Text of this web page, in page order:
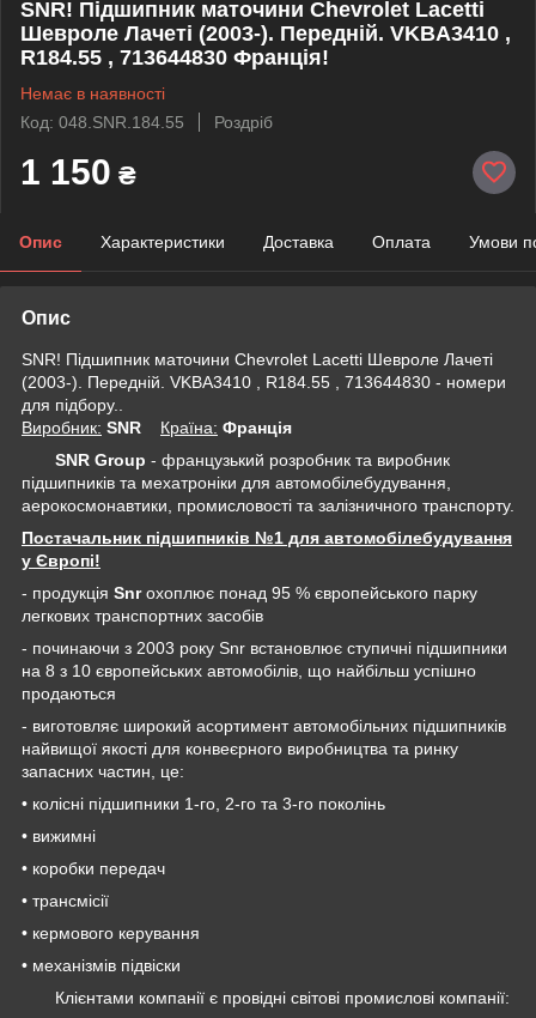
SNR! Підшипник маточини Chevrolet Lacetti
Шевроле Лачеті (2003-). Передній. VKBA3410 ,
R184.55 , 713644830 Франція!
Немає в наявності
Код: 048.SNR.184.55
Роздріб
1 150 ₴
Опис Характеристики Доставка Оплата Умови
Опис
SNR! Підшипник маточини Chevrolet Lacetti Шевроле Лачеті
(2003-). Передній. VKBA3410 , R184.55 , 713644830 - номери
для підбору..
Виробник: SNR Крaїна: Франція
SNR Group - французький розробник та виробник
підшипників та мехатроніки для автомобілебудування,
аерокосмонавтики, промисловості та залізничного транспорту.
Постачальник підшипників №1 для автомобілебудування
у Європі!
- продукція Snrохоплює понад 95 % європейського парку
легкових транспортних засобів
- починаючи з 2003 року Snr встановлює ступичні підшипники
на 8 з 10 європейських автомобілів, що найбільш успішно
продаються
- виготовляє широкий асортимент автомобільних підшипників
найвищої якості для конвеєрного виробництва та ринку
запасних частин, це:
• колісні підшипники 1-го, 2-го та 3-го поколінь
• вижимні
• коробки передач
• трансмісії
• кермового керування
• механізмів підвіски
Клієнтами компанії є провідні світові промислові компанії: